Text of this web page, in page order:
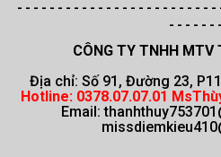
- - - - - - - - - - - - - - - - - - - - - - - - -
- - - - - -
CÔNG TY TNHH MTV
Địa chỉ: Số 91, Đường 23,
Hotline: 0378.07.07.01
Email: